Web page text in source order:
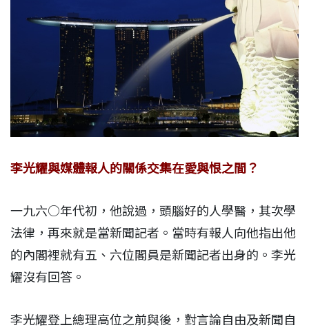
李光耀與媒體報人的關係交集在愛與恨之間？
一九六○年代初，他說過，頭腦好的人學醫，其次學
法律，再來就是當新聞記者。當時有報人向他指出他
的內閣裡就有五、六位閣員是新聞記者出身的。李光
耀沒有回答。
李光耀登上總理高位之前與後，對言論自由及新聞自